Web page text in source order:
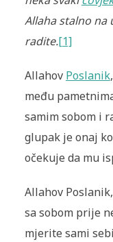
Allaha stalno na
radite.[1]
Allahov Poslanik
među
samim sobom i
glupak je onaj
očekuje da mu
Allahov
sa sobom prije
mjerite sami